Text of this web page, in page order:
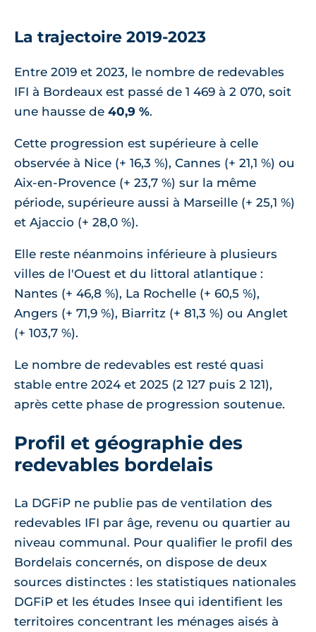
La trajectoire 2019-2023
Entre 2019 et 2023, le nombre de redevables
IFI à Bordeaux est passé de 1 469 à 2 070, soit
une hausse de 40,9 %.
Cette progression est supérieure à celle
observée à Nice (+ 16,3 %), Cannes (+ 21,1 %) ou
Aix-en-Provence (+ 23,7 %) sur la même
période, supérieure aussi à Marseille (+ 25,1 %)
et Ajaccio (+ 28,0 %).
Elle reste néanmoins inférieure à plusieurs
villes de l'Ouest et du littoral atlantique :
Nantes (+ 46,8 %), La Rochelle (+ 60,5 %),
Angers (+ 71,9 %), Biarritz (+ 81,3 %) ou Anglet
(+ 103,7 %).
Le nombre de redevables est resté quasi
stable entre 2024 et 2025 (2 127 puis 2 121),
après cette phase de progression soutenue.
Profil et géographie des
redevables bordelais
La DGFiP ne publie pas de ventilation des
redevables IFI par âge, revenu ou quartier au
niveau communal. Pour qualifier le profil des
Bordelais concernés, on dispose de deux
sources distinctes : les statistiques nationales
DGFiP et les études Insee qui identifient les
territoires concentrant les ménages aisés à